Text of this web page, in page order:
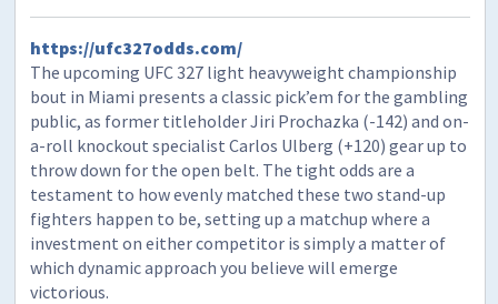
https://ufc327odds.com/
The upcoming UFC 327 light heavyweight championship
bout in Miami presents a classic pick’em for the gambling
public, as former titleholder Jiri Prochazka (-142) and on-
a-roll knockout specialist Carlos Ulberg (+120) gear up to
throw down for the open belt. The tight odds are a
testament to how evenly matched these two stand-up
fighters happen to be, setting up a matchup where a
investment on either competitor is simply a matter of
which dynamic approach you believe will emerge
victorious.